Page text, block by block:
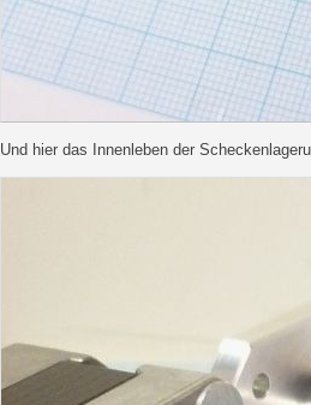
Und hier das Innenleben der